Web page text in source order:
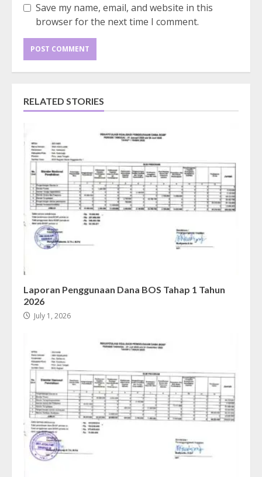
Save my name, email, and website in this
browser for the next time I comment.
RELATED STORIES
Laporan Penggunaan Dana BOS Tahap 1 Tahun
2026
July 1, 2026